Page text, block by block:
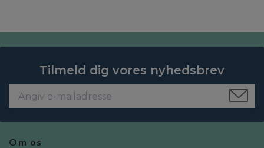
Tilmeld dig vores nyhedsbrev
Om os